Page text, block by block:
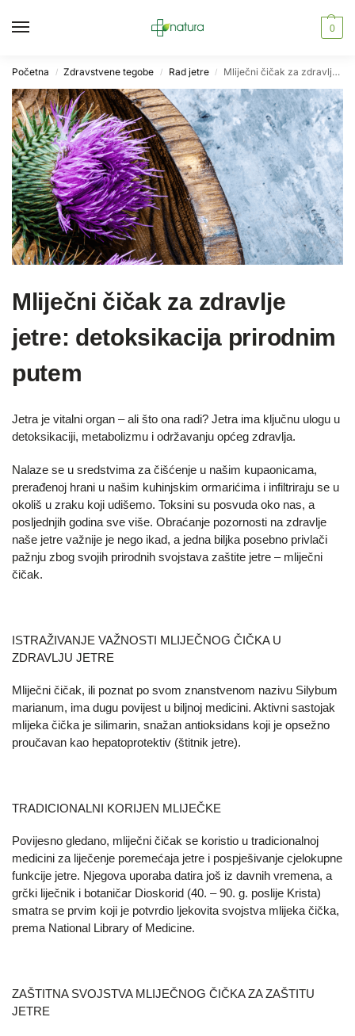
0
Početna / Zdravstvene tegobe / Rad jetre / Mliječni čičak za zdravlje jetre: detoksikacija prirodnim putem
Mliječni čičak za zdravlje
jetre: detoksikacija prirodnim
putem
Jetra je vitalni organ – ali što ona radi? Jetra ima ključnu ulogu u
detoksikaciji, metabolizmu i održavanju općeg zdravlja.
Nalaze se u sredstvima za čišćenje u našim kupaonicama,
prerađenoj hrani u našim kuhinjskim ormarićima i infiltriraju se u
okoliš u zraku koji udišemo. Toksini su posvuda oko nas, a
posljednjih godina sve više. Obraćanje pozornosti na zdravlje
naše jetre važnije je nego ikad, a jedna biljka posebno privlači
pažnju zbog svojih prirodnih svojstava zaštite jetre – mliječni
čičak.
ISTRAŽIVANJE VAŽNOSTI MLIJEČNOG ČIČKA U
ZDRAVLJU JETRE
Mliječni čičak, ili poznat po svom znanstvenom nazivu Silybum
marianum, ima dugu povijest u biljnoj medicini. Aktivni sastojak
mlijeka čička je silimarin, snažan antioksidans koji je opsežno
proučavan kao hepatoprotektiv (štitnik jetre).
TRADICIONALNI KORIJEN MLIJEČKE
Povijesno gledano, mliječni čičak se koristio u tradicionalnoj
medicini za liječenje poremećaja jetre i pospješivanje cjelokupne
funkcije jetre. Njegova uporaba datira još iz davnih vremena, a
grčki liječnik i botaničar Dioskorid (40. – 90. g. poslije Krista)
smatra se prvim koji je potvrdio ljekovita svojstva mlijeka čička,
prema National Library of Medicine.
ZAŠTITNA SVOJSTVA MLIJEČNOG ČIČKA ZA ZAŠTITU
JETRE